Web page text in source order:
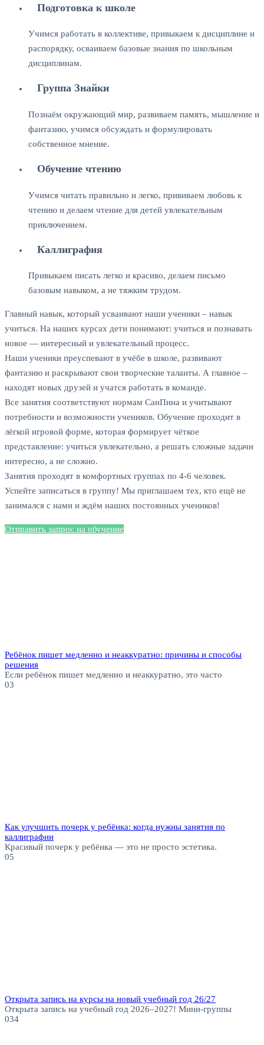
Подготовка к школе
Учимся работать в коллективе, привыкаем к дисциплине и
распорядку, осваиваем базовые знания по школьным
дисциплинам.
Группа Знайки
Познаём окружающий мир, развиваем память, мышление и
фантазию, учимся обсуждать и формулировать
собственное мнение.
Обучение чтению
Учимся читать правильно и легко, прививаем любовь к
чтению и делаем чтение для детей увлекательным
приключением.
Каллиграфия
Привыкаем писать легко и красиво, делаем письмо
базовым навыком, а не тяжким трудом.
Главный навык, который усваивают наши ученики – навык
учиться. На наших курсах дети понимают: учиться и познавать
новое — интересный и увлекательный процесс.
Наши ученики преуспевают в учёбе в школе, развивают
фантазию и раскрывают свои творческие таланты. А главное –
находят новых друзей и учатся работать в команде.
Все занятия соответствуют нормам СанПина и учитывают
потребности и возможности учеников. Обучение проходит в
лёгкой игровой форме, которая формирует чёткое
представление: учиться увлекательно, а решать сложные задачи
интересно, а не сложно.
Занятия проходят в комфортных группах по 4-6 человек.
Успейте записаться в группу! Мы приглашаем тех, кто ещё не
занимался с нами и ждём наших постоянных учеников!
Отправить запрос на обучение
Ребёнок пишет медленно и неаккуратно: причины и способы
решения
Если ребёнок пишет медленно и неаккуратно, это часто
03
Как улучшить почерк у ребёнка: когда нужны занятия по
каллиграфии
Красивый почерк у ребёнка — это не просто эстетика.
05
Открыта запись на курсы на новый учебный год 26/27
Открыта запись на учебный год 2026–2027! Мини-группы
034